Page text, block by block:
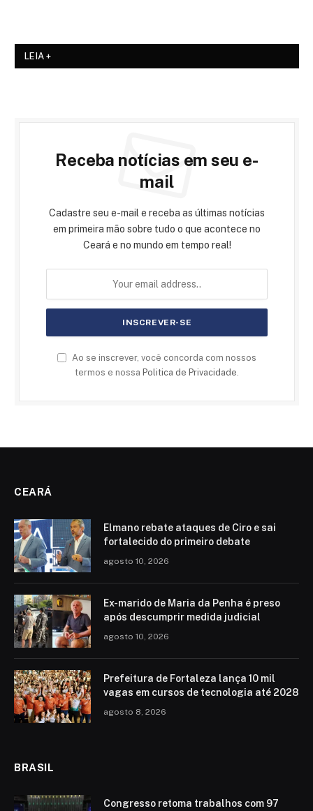
LEIA +
Receba notícias em seu e-
mail
Cadastre seu e-mail e receba as últimas notícias
em primeira mão sobre tudo o que acontece no
Ceará e no mundo em tempo real!
Ao se inscrever, você concorda com nossos
termos e nossa Politica de Privacidade
CEARÁ
Elmano rebate ataques de Ciro e sai
fortalecido do primeiro debate
agosto 10, 2026
Ex-marido de Maria da Penha é preso
após descumprir medida judicial
agosto 10, 2026
Prefeitura de Fortaleza lança 10 mil
vagas em cursos de tecnologia até 2028
agosto 8, 2026
BRASIL
Congresso retoma trabalhos com 97